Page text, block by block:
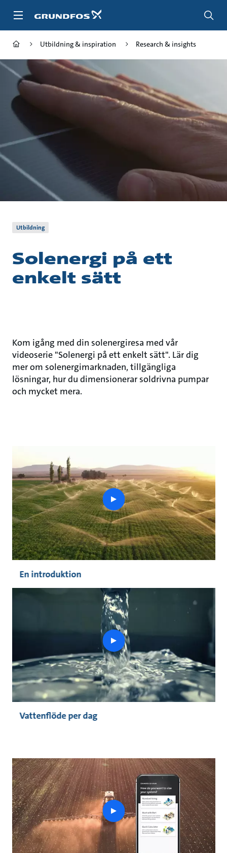
Utbildning & inspiration Research & insights
Utbildning
Solenergi på ett
enkelt sätt
Kom igång med din solenergiresa med vår
videoserie "Solenergi på ett enkelt sätt". Lär dig
mer om solenergimarknaden, tillgängliga
lösningar, hur du dimensionerar soldrivna pumpar
och mycket mera.
play
button
En introduktion
play
button
Vattenflöde per dag
play
button